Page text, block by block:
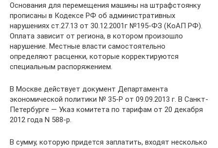
Основания для перемещения машины на штрафстоянку
прописаны в Кодексе РФ об административных
нарушениях ст.27.13 от 30.12.2001г №195-ФЗ (КоАП РФ).
Оплата зависит от региона, в котором произошло
нарушение. Местные власти самостоятельно
определяют расценки, которые корректируются
специальным распоряжением.
В Москве действует документ Департамента
экономической политики № 35-Р от 09.09.2013 г. В Санкт-
Петербурге — Указ комитета по тарифам от 20 декабря
2012 года N 588-р.
В сумму, которую придется заплатить, входят несколько